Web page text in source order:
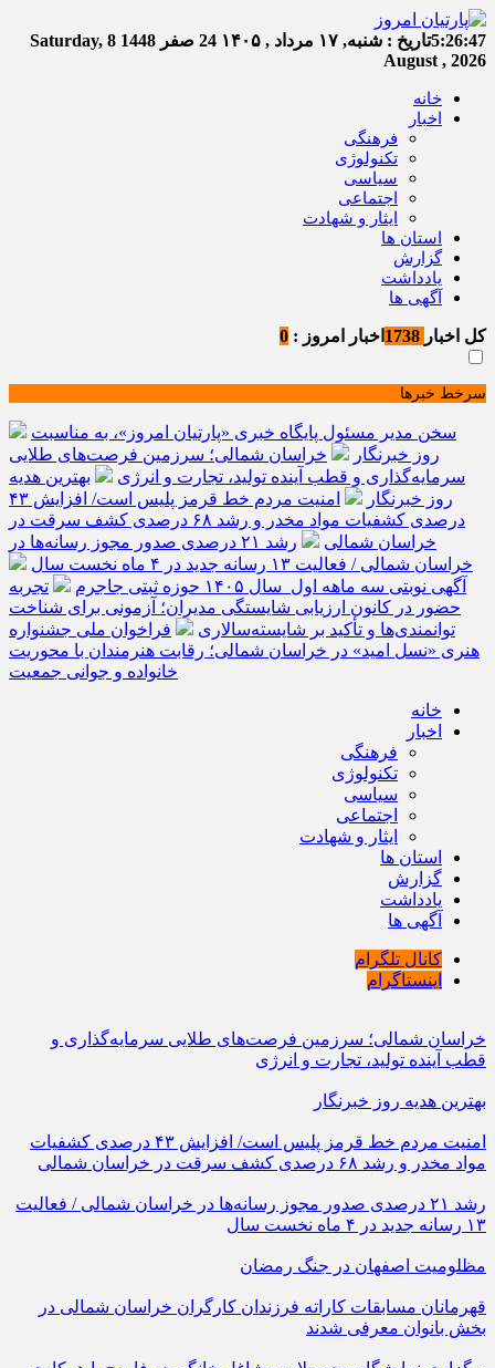
5:26:48تاریخ : شنبه, ۱۷ مرداد , ۱۴۰۵ 24 صفر 1448
Saturday, 8
August , 2026
خانه
اخبار
فرهنگی
تکنولوژی
سیاسی
اجتماعی
ایثار و شهادت
استان ها
گزارش
یادداشت
آگهی ها
کل اخبار اخبار امروز : 0
سرخط خبرها
سخن مدیر مسئول پایگاه خبری «پارتیان امروز»، به مناسبت
روز خبرنگار
خراسان شمالی؛ سرزمین فرصت‌های طلایی
سرمایه‌گذاری و قطب آینده تولید، تجارت و انرژی
بهترین هدیه
روز خبرنگار
امنیت مردم خط قرمز پلیس است/ افزایش ۴۳
درصدی کشفیات مواد مخدر و رشد ۶۸ درصدی کشف سرقت در
خراسان شمالی
رشد ۲۱ درصدی صدور مجوز رسانه‌ها در
خراسان شمالی / فعالیت ۱۳ رسانه جدید در ۴ ماه نخست سال
آگهی نوبتی سه ماهه اول سال ۱۴۰۵ حوزه ثبتی جاجرم
تجربه
حضور در کانون ارزیابی شایستگی مدیران؛ آزمونی برای شناخت
توانمندی‌ها و تأکید بر شایسته‌سالاری
فراخوان ملی جشنواره
هنری «نسل امید» در خراسان شمالی؛ رقابت هنرمندان با محوریت
خانواده و جوانی جمعیت
خانه
اخبار
فرهنگی
تکنولوژی
سیاسی
اجتماعی
ایثار و شهادت
استان ها
گزارش
یادداشت
آگهی ها
کانال تلگرام
اینستاگرام
خراسان شمالی؛ سرزمین فرصت‌های طلایی سرمایه‌گذاری و
قطب آینده تولید، تجارت و انرژی
بهترین هدیه روز خبرنگار
امنیت مردم خط قرمز پلیس است/ افزایش ۴۳ درصدی کشفیات
مواد مخدر و رشد ۶۸ درصدی کشف سرقت در خراسان شمالی
رشد ۲۱ درصدی صدور مجوز رسانه‌ها در خراسان شمالی / فعالیت
۱۳ رسانه جدید در ۴ ماه نخست سال
مظلومیت اصفهان در جنگ رمضان
قهرمانان مسابقات کاراته فرزندان کارگران خراسان شمالی در
بخش بانوان معرفی شدند